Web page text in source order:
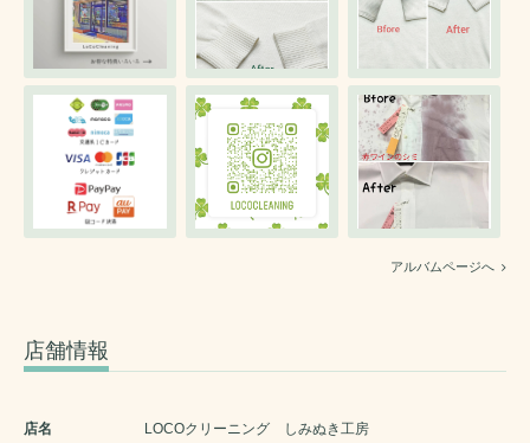
アルバムページへ
店舗情報
店名 LOCOクリーニング しみぬき工房